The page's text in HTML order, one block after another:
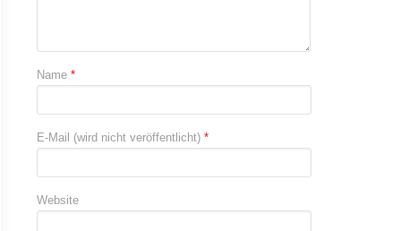
Name *
E-Mail (wird nicht veröffentlicht) *
Website